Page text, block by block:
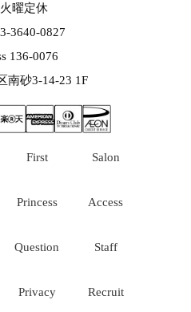
曜定休
3640-0827
136-0076
南砂3-14-23 1F
First Salon
Princess Access
Question Staff
Privacy Recruit